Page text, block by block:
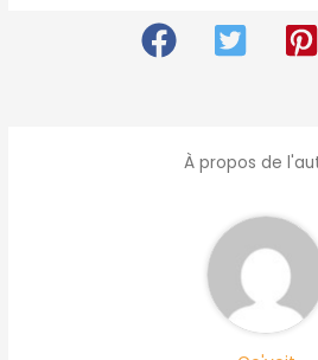
À propos de